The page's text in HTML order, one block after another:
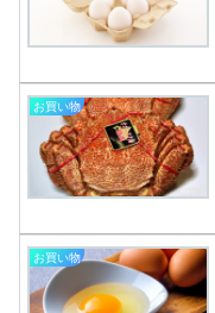
お買い物
お買い物